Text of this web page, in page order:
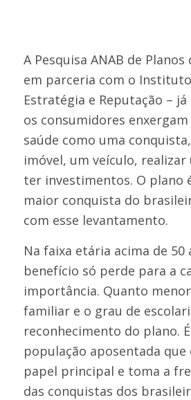
A Pesquisa ANAB de
em parceria com o
Estratégia e Reputação –
os consumidores
saúde como uma
imóvel, um veículo, realizar
ter investimentos. O plano
maior conquista do
com esse levantamento.
Na faixa etária acima de 50
benefício só perde para a
importância. Quanto
familiar e o grau de
reconhecimento do plano.
população aposentada que
papel principal e toma a
das conquistas dos